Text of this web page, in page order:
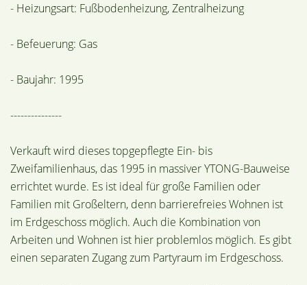
- Heizungsart: Fußbodenheizung, Zentralheizung
- Befeuerung: Gas
- Baujahr: 1995
---------------
Verkauft wird dieses topgepflegte Ein- bis
Zweifamilienhaus, das 1995 in massiver YTONG-Bauweise
errichtet wurde. Es ist ideal für große Familien oder
Familien mit Großeltern, denn barrierefreies Wohnen ist
im Erdgeschoss möglich. Auch die Kombination von
Arbeiten und Wohnen ist hier problemlos möglich. Es gibt
einen separaten Zugang zum Partyraum im Erdgeschoss.